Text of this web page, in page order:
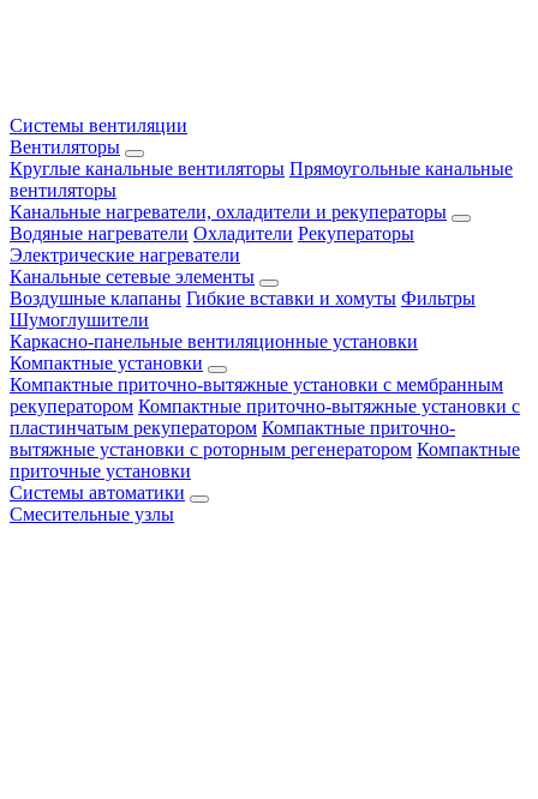
Системы вентиляции
Вентиляторы
Круглые канальные вентиляторы Прямоугольные канальные
вентиляторы
Канальные нагреватели, охладители и рекуператоры
Водяные нагреватели Охладители Рекуператоры
Электрические нагреватели
Канальные сетевые элементы
Воздушные клапаны Гибкие вставки и хомуты Фильтры
Шумоглушители
Каркасно-панельные вентиляционные установки
Компактные установки
Компактные приточно-вытяжные установки с мембранным
рекуператором Компактные приточно-вытяжные установки с
пластинчатым рекуператором Компактные приточно-
вытяжные установки с роторным регенератором Компактные
приточные установки
Системы автоматики
Смесительные узлы